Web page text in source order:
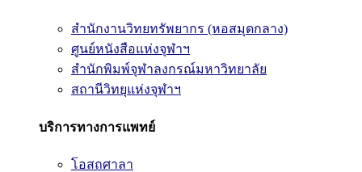
สำนักงานวิทยทรัพยากร (หอสมุดกลาง)
ศูนย์หนังสือแห่งจุฬาฯ
สำนักพิมพ์จุฬาลงกรณ์มหาวิทยาลัย
สถานีวิทยุแห่งจุฬาฯ
บริการทางการแพทย์
โอสถศาลา